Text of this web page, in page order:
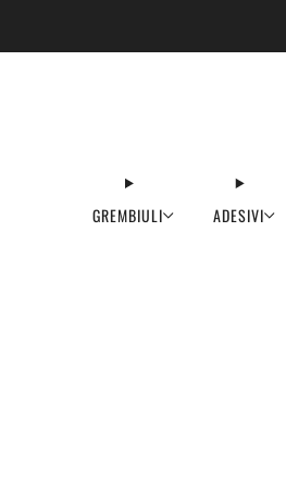
GREMBIULI ADESIVI